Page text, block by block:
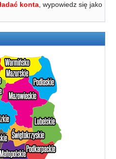
konta, wypowiedz się jako